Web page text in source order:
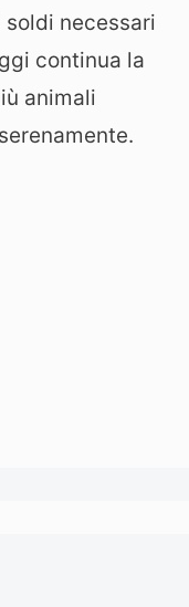
necessari
continua la
animali